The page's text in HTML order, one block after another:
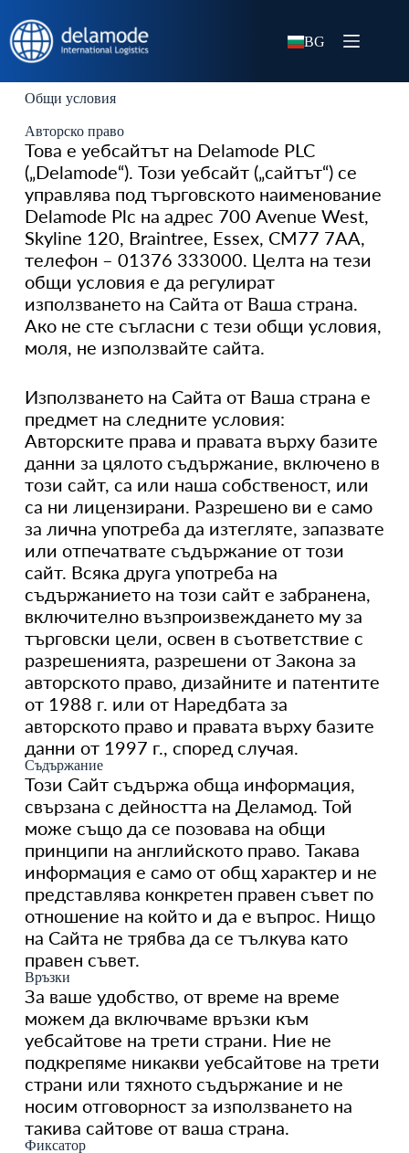
BG
Общи условия​
Авторско право
Това е уебсайтът на Delamode PLC
(„Delamode“). Този уебсайт („сайтът“) се
управлява под търговското наименование
Delamode Plc на адрес 700 Avenue West,
Skyline 120, Braintree, Essex, CM77 7AA,
телефон – 01376 333000. Целта на тези
общи условия е да регулират
използването на Сайта от Ваша страна.
Ако не сте съгласни с тези общи условия,
моля, не използвайте сайта.
Използването на Сайта от Ваша страна е
предмет на следните условия:
Авторските права и правата върху базите
данни за цялото съдържание, включено в
този сайт, са или наша собственост, или
са ни лицензирани. Разрешено ви е само
за лична употреба да изтегляте, запазвате
или отпечатвате съдържание от този
сайт. Всяка друга употреба на
съдържанието на този сайт е забранена,
включително възпроизвеждането му за
търговски цели, освен в съответствие с
разрешенията, разрешени от Закона за
авторското право, дизайните и патентите
от 1988 г. или от Наредбата за
авторското право и правата върху базите
данни от 1997 г., според случая.
Съдържание
Този Сайт съдържа обща информация,
свързана с дейността на Деламод. Той
може също да се позовава на общи
принципи на английското право. Такава
информация е само от общ характер и не
представлява конкретен правен съвет по
отношение на който и да е въпрос. Нищо
на Сайта не трябва да се тълкува като
правен съвет.
Връзки
За ваше удобство, от време на време
можем да включваме връзки към
уебсайтове на трети страни. Ние не
подкрепяме никакви уебсайтове на трети
страни или тяхното съдържание и не
носим отговорност за използването на
такива сайтове от ваша страна.
Фиксатор